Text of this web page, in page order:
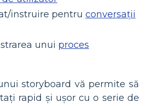
instruire pentru conversații
unui proces
storyboard vă permite să
rapid și ușor cu o serie de